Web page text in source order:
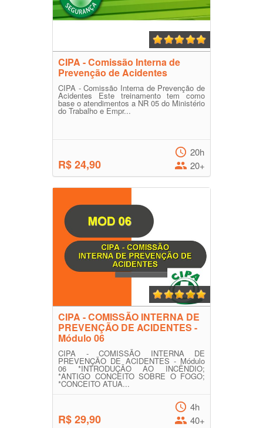
CIPA - Comissão Interna de
Prevenção de Acidentes
CIPA - Comissão Interna de Prevenção de
Acidentes Este treinamento tem como
base o atendimentos a NR 05 do Ministério
do Trabalho e Empr...
R$ 24,90
20h
20+
CIPA - COMISSÃO INTERNA DE
PREVENÇÃO DE ACIDENTES -
Módulo 06
CIPA - COMISSÃO INTERNA DE
PREVENÇÃO DE ACIDENTES - Módulo
06 *INTRODUÇÃO AO INCÊNDIO;
*ANTIGO CONCEITO SOBRE O FOGO;
*CONCEITO ATUA...
R$ 29,90
4h
40+